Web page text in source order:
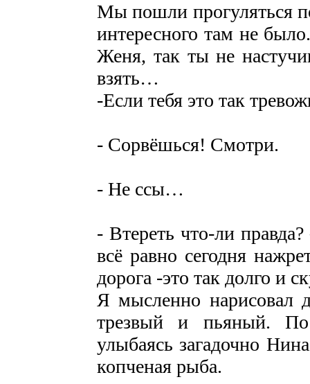
Мы пошли прогуляться
интересного там не
Женя, так ты не
взять…
-Если тебя это так
- Сорвёшься! Смотри.
- Не ссы…
- Втереть что-ли
всё равно сегодня
дорога -это так долго и
Я мысленно нарисовал
трезвый и пьяный.
улыбаясь загадочно
копченая рыба.